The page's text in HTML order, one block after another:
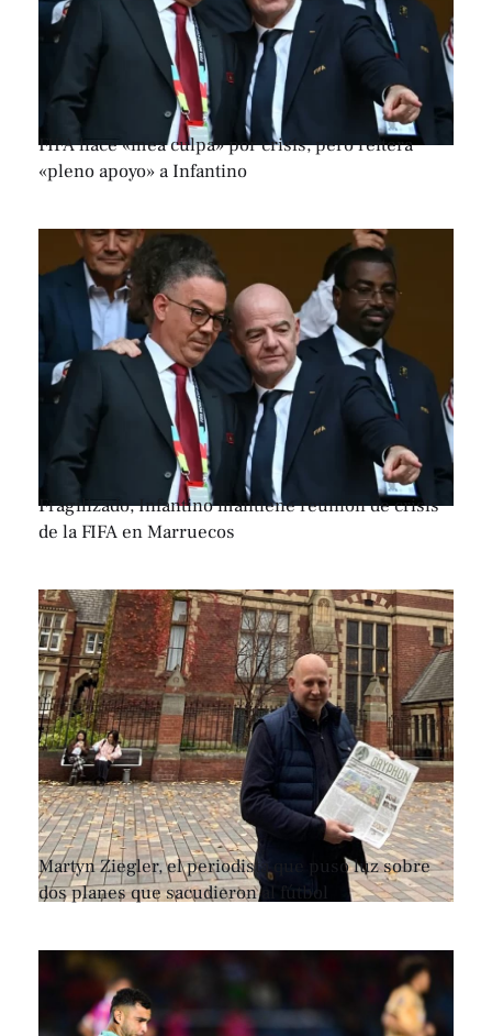
FIFA hace «mea culpa» por crisis, pero reitera
«pleno apoyo» a Infantino
Fragilizado, Infantino mantiene reunión de crisis
de la FIFA en Marruecos
Martyn Ziegler, el periodista que puso luz sobre
dos planes que sacudieron al fútbol